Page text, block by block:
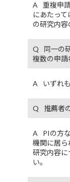
重複申
にあたっ
の研究内容
同一の
複数の申請
いずれ
推薦者
PIの方
機関に居ら
研究内容に
い。